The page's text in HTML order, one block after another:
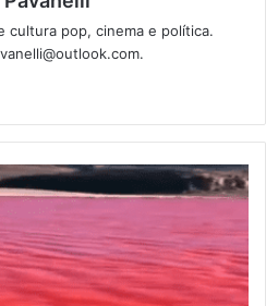
cultura pop, cinema e política.